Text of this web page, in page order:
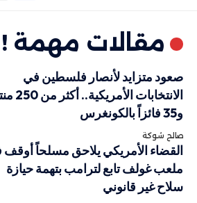
مقالات مهمة !
صعود متزايد لأنصار فلسطين في
الانتخابات
و35 فائزاً بالكونغرس
صالح شوكة
القضاء الأمريكي يلاحق مسلحاً
ملعب غولف تابع لترامب بتهمة حيازة
سلاح غير قانوني